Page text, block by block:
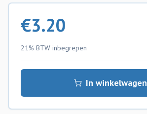
€3.20
21% BTW inbegrepen
In winkelwagen